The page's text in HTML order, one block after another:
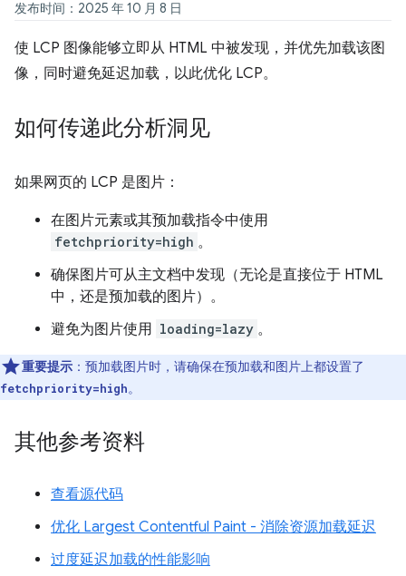
发布时间：2025 年 10 月 8 日
使 LCP 图像能够立即从 HTML 中被发现，并优先加载该图
像，同时避免延迟加载，以此优化 LCP。
如何传递此分析洞见
如果网页的 LCP 是图片：
在图片元素或其预加载指令中使用
fetchpriority=high 。
确保图片可从主文档中发现（无论是直接位于 HTML
中，还是预加载的图片）。
避免为图片使用 loading=lazy 。
重要提示 ：预加载图片时，请确保在预加载和图片上都设置了
fetchpriority=high。
其他参考资料
查看源代码
优化 Largest Contentful Paint - 消除资源加载延迟
过度延迟加载的性能影响